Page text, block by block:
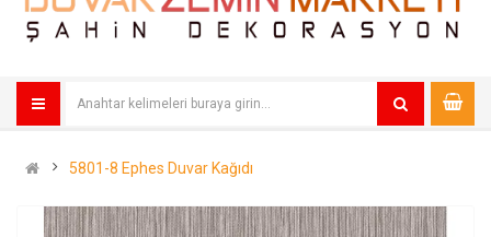
5801-8 Ephes Duvar Kağıdı